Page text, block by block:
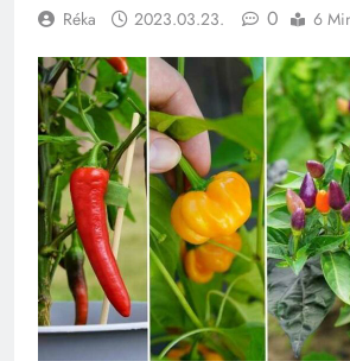
Réka 2023.03.23. 0 6